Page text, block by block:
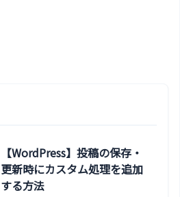
【WordPress】投稿の保存・
更新時にカスタム処理を追加
する方法